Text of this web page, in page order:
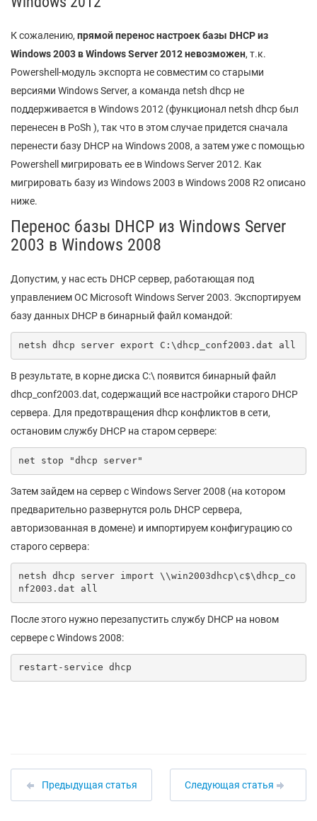
К сожалению, прямой перенос настроек базы DHCP из
Windows 2003 в Windows Server 2012 невозможен, т.к.
Powershell-модуль экспорта не совместим со старыми
версиями Windows Server, а команда netsh dhcp не
поддерживается в Windows 2012 (функционал netsh dhcp был
перенесен в PoSh ), так что в этом случае придется сначала
перенести базу DHCP на Windows 2008, а затем уже с помощью
Powershell мигрировать ее в Windows Server 2012. Как
мигрировать базу из Windows 2003 в Windows 2008 R2 описано
ниже.
Перенос базы DHCP из Windows Server
2003 в Windows 2008
Допустим, у нас есть DHCP сервер, работающая под
управлением ОС Microsoft Windows Server 2003. Экспортируем
базу данных DHCP в бинарный файл командой:
netsh dhcp server export C:\dhcp_conf2003.dat all
В результате, в корне диска C:\ появится бинарный файл
dhcp_conf2003.dat, содержащий все настройки старого DHCP
сервера. Для предотвращения dhcp конфликтов в сети,
остановим службу DHCP на старом сервере:
net stop "dhcp server"
Затем зайдем на сервер с Windows Server 2008 (на котором
предварительно развернутся роль DHCP сервера,
авторизованная в домене) и импортируем конфигурацию со
старого сервера:
netsh dhcp server import \\win2003dhcp\c$\dhcp_co
nf2003.dat all
После этого нужно перезапустить службу DHCP на новом
сервере с Windows 2008:
restart-service dhcp
Предыдущая статья Следующая статья